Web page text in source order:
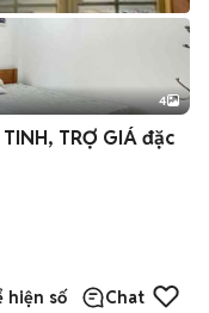
4
TRỢ GIÁ đặc
hiện số Chat